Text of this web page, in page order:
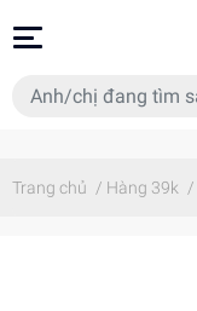
Trang chủ / Hàng 39k /